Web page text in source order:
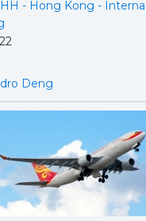
- Hong Kong -
Deng